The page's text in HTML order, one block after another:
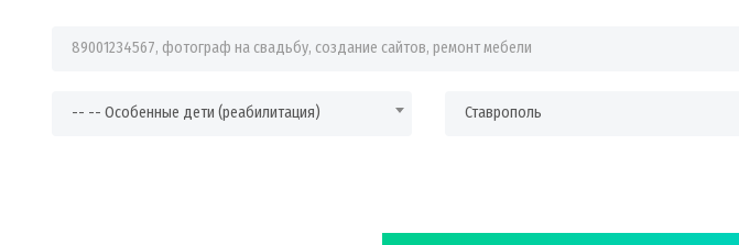
Фраза для поиска
-- -- Особенные дети (реабилитация) Ставрополь